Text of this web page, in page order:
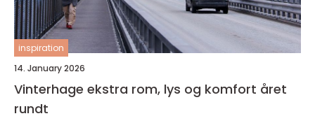
inspiration
14. January 2026
Vinterhage ekstra rom, lys og komfort året
rundt